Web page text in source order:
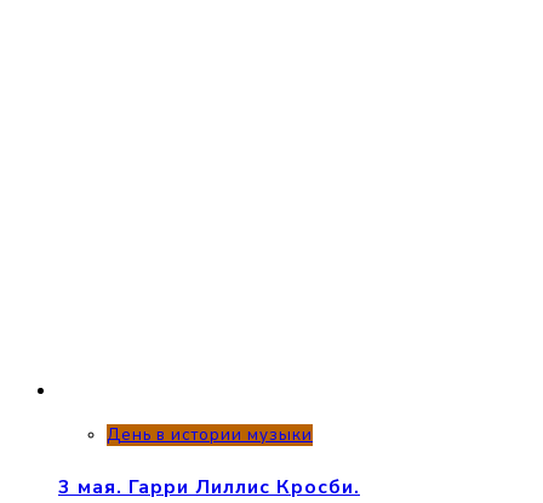
День в истории музыки
3 мая. Гарри Лиллис Кросби.